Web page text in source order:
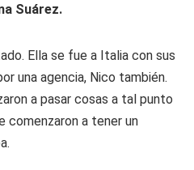
Suárez.
Ella se fue a Italia con sus
una agencia, Nico también.
a pasar cosas a tal punto
comenzaron a tener un